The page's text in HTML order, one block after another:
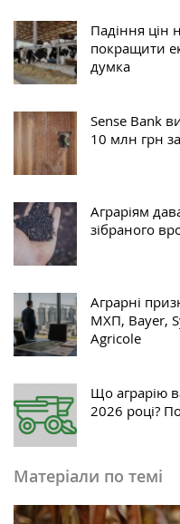
Падіння цін
покращити
думка
Sense Bank
10 млн грн
Аграріям
зібраного
Аграрні
МХП, Bayer,
Agricole
Що аграрію
2026 році?
Матеріали по темі